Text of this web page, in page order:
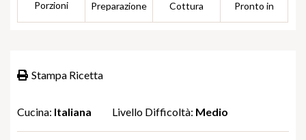
Porzioni Preparazione Cottura Pronto in
Stampa Ricetta
Cucina: Italiana Livello Difficoltà: Medio